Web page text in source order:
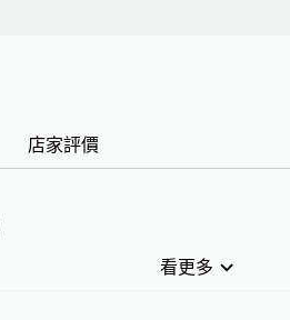
店家評價
看更多